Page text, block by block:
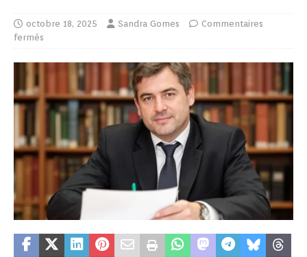
octobre 18, 2025 Sandra Gomes
Commentaires
fermés